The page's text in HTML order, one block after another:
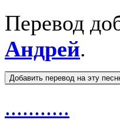
Перевод
Андрей.
...........